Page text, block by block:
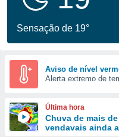
fornecidas
a este
das
e
forma
digital
Sensação de 19°
Aviso de nível
Alerta extremo de
Última hora
Chuva de mais
vendavais ainda